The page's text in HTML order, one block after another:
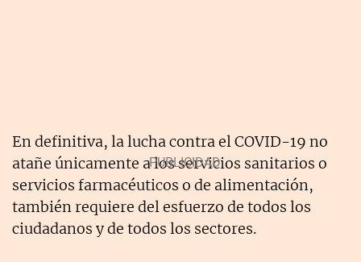
En definitiva, la lucha contra el COVID-19 no
atañe únicamente a los servicios sanitarios o
servicios farmacéuticos o de alimentación,
también requiere del esfuerzo de todos los
ciudadanos y de todos los sectores.